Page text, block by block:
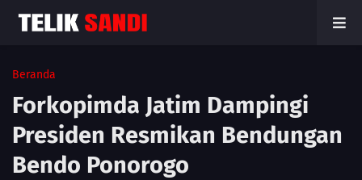
Beranda
Forkopimda Jatim Dampingi
Presiden Resmikan Bendungan
Bendo Ponorogo